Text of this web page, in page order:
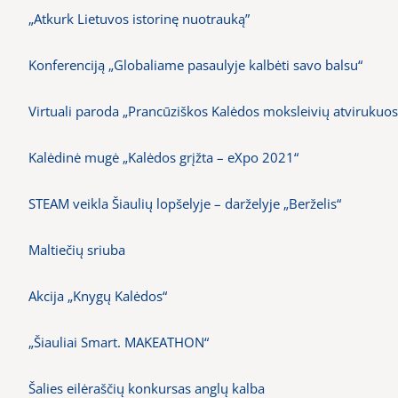
„Atkurk Lietuvos istorinę nuotrauką”
Konferenciją „Globaliame pasaulyje kalbėti savo balsu“
Virtuali paroda „Prancūziškos Kalėdos moksleivių
Kalėdinė mugė „Kalėdos grįžta – eXpo 2021“
STEAM veikla Šiaulių lopšelyje – darželyje „Berželis“
Maltiečių sriuba
Akcija „Knygų Kalėdos“
„Šiauliai Smart. MAKEATHON“
Šalies eilėraščių konkursas anglų kalba